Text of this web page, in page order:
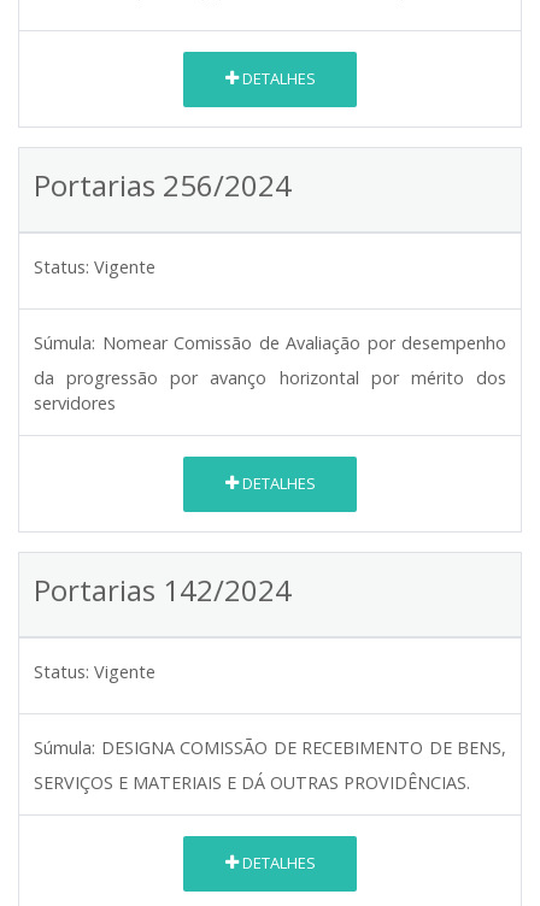
DETALHES
Portarias 256/2024
Status: Vigente
Súmula: Nomear Comissão de Avaliação por desempenho
da progressão por avanço horizontal por mérito dos
servidores
DETALHES
Portarias 142/2024
Status: Vigente
Súmula: DESIGNA COMISSÃO DE RECEBIMENTO DE BENS,
SERVIÇOS E MATERIAIS E DÁ OUTRAS PROVIDÊNCIAS.
DETALHES